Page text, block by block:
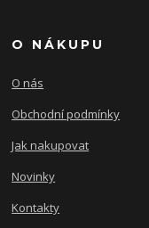
O NÁKUPU
O nás
Obchodní podmínky
Jak nakupovat
Novinky
Kontakty